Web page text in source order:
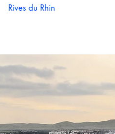
Rives du Rhin